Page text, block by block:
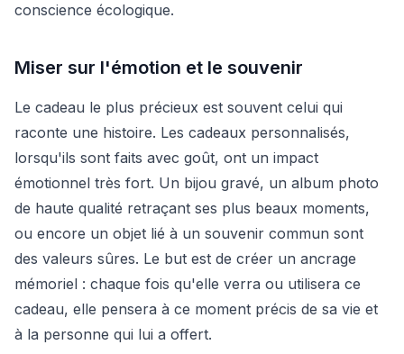
conscience écologique.
Miser sur l'émotion et le souvenir
Le cadeau le plus précieux est souvent celui qui
raconte une histoire. Les cadeaux personnalisés,
lorsqu'ils sont faits avec goût, ont un impact
émotionnel très fort. Un bijou gravé, un album photo
de haute qualité retraçant ses plus beaux moments,
ou encore un objet lié à un souvenir commun sont
des valeurs sûres. Le but est de créer un ancrage
mémoriel : chaque fois qu'elle verra ou utilisera ce
cadeau, elle pensera à ce moment précis de sa vie et
à la personne qui lui a offert.